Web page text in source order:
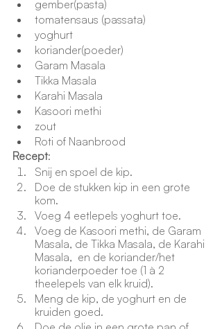
gember(pasta)
tomatensaus (passata)
yoghurt
koriander(poeder)
Garam Masala
Tikka Masala
Karahi Masala
Kasoori methi
zout
Roti of Naanbrood
Recept:
Snij en spoel de kip.
Doe de stukken kip in een grote
kom.
Voeg 4 eetlepels yoghurt toe.
Voeg de Kasoori methi, de Garam
Masala, de Tikka Masala, de Karahi
Masala,  en de koriander/het
korianderpoeder toe (1 à 2
theelepels van elk kruid).
Meng de kip, de yoghurt en de
kruiden goed.